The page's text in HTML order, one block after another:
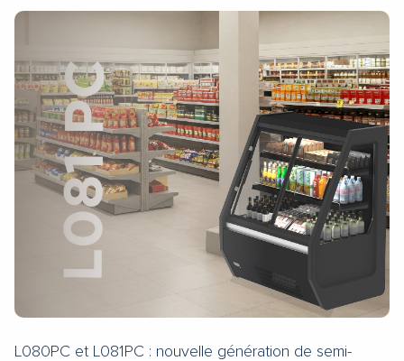
L080PC et L081PC : nouvelle génération de semi-